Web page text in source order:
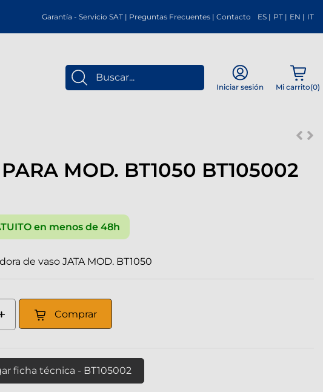
Garantía - Servicio SAT | Preguntas Frecuentes | Contacto ES | PT | EN | IT
Iniciar sesión Mi carrito(0)
MOD. BT1050 BT105002
en menos de 48h
de vaso JATA MOD. BT1050
Comprar
ficha técnica - BT105002